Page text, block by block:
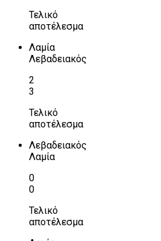
Τελικό
αποτέλεσμα
Λαμία
Λεβαδειακός
2
3
Τελικό
αποτέλεσμα
Λεβαδειακός
Λαμία
0
0
Τελικό
αποτέλεσμα